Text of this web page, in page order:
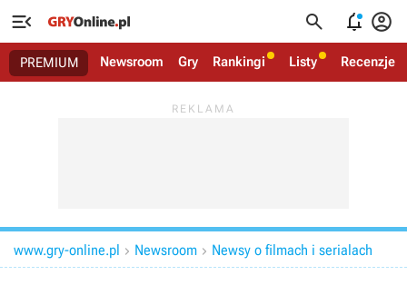
   
PREMIUM Newsroom Gry Rankingi Listy Recenzje
www.gry-online.pl  Newsroom  Newsy o filmach i serialach